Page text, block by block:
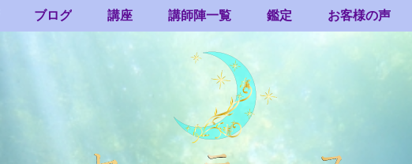
ブログ 講座 講師陣一覧 鑑定 お客様の声